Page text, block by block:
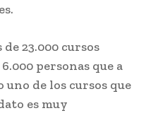
23.000 cursos
personas que a
de los cursos que
es muy